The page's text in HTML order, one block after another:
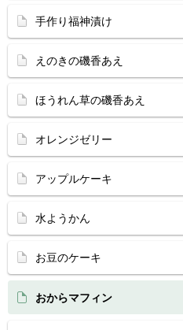
手作り福神漬け
えのきの磯香あえ
ほうれん草の磯香あえ
オレンジゼリー
アップルケーキ
水ようかん
お豆のケーキ
おからマフィン